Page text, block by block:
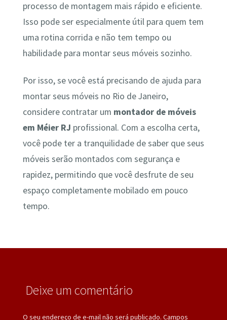
processo de montagem mais rápido e eficiente.
Isso pode ser especialmente útil para quem tem
uma rotina corrida e não tem tempo ou
habilidade para montar seus móveis sozinho.
Por isso, se você está precisando de ajuda para
montar seus móveis no Rio de Janeiro,
considere contratar um montador de móveis
em Méier RJ profissional. Com a escolha certa,
você pode ter a tranquilidade de saber que seus
móveis serão montados com segurança e
rapidez, permitindo que você desfrute de seu
espaço completamente mobilado em pouco
tempo.
Deixe um comentário
O seu endereço de e-mail não será publicado. Campos